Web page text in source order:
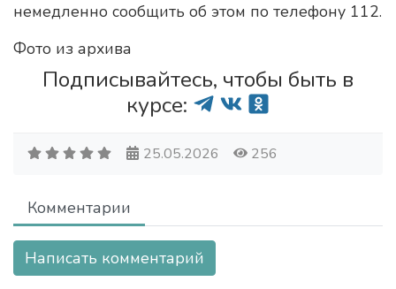
немедленно сообщить об этом по телефону 112.
Фото из архива
Подписывайтесь, чтобы быть в
курсе:
25.05.2026 256
Комментарии
Написать комментарий